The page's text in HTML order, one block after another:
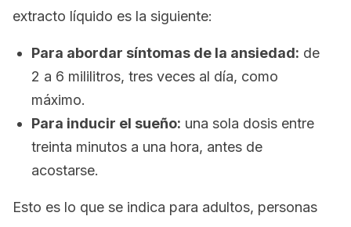
extracto líquido es la siguiente:
Para abordar síntomas de la ansiedad: de
2 a 6 mililitros, tres veces al día, como
máximo.
Para inducir el sueño: una sola dosis entre
treinta minutos a una hora, antes de
acostarse.
Esto es lo que se indica para adultos, personas